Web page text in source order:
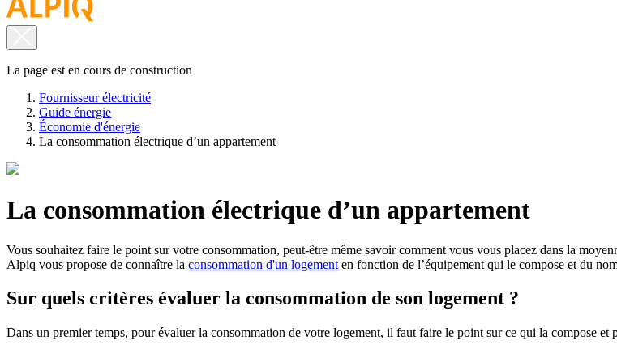
La page est en cours de construction
Fournisseur électricité
Guide énergie
Économie d'énergie
La consommation électrique d’un appartement
La consommation électrique d’un appartement
Vous souhaitez faire le point sur votre consommation, peut-être même savoir comment vous vous placez dans la
Alpiq vous propose de connaître la consommation d'un logement en fonction de l’équipement qui le compose et du
Sur quels critères évaluer la consommation de son logement ?
Dans un premier temps, pour évaluer la consommation de votre logement, il faut faire le point sur ce qui la compose et